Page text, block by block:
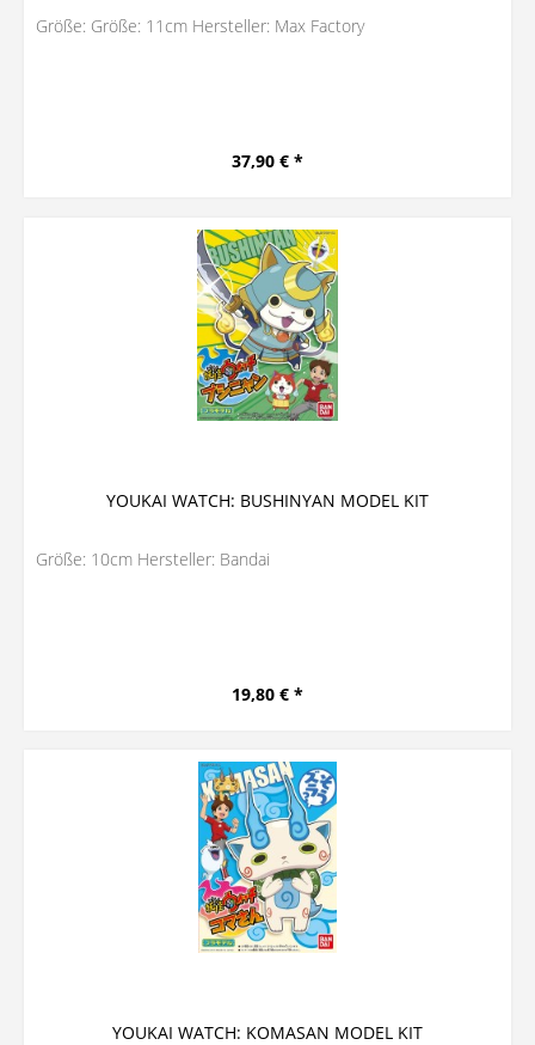
Größe: Größe: 11cm Hersteller: Max Factory
37,90 € *
YOUKAI WATCH: BUSHINYAN MODEL KIT
Größe: 10cm Hersteller: Bandai
19,80 € *
YOUKAI WATCH: KOMASAN MODEL KIT